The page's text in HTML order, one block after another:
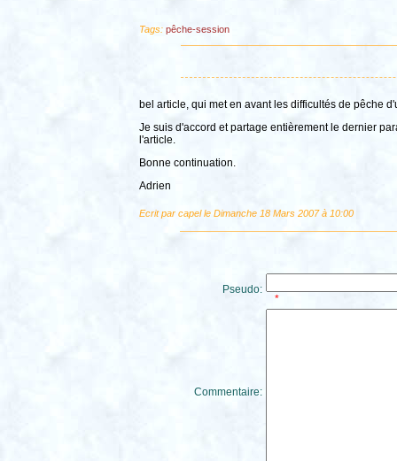
Tags: pêche-session
bel article, qui met en avant les difficultés de pêche
Je suis d'accord et partage entièrement le dernier
l'article.
Bonne continuation.
Adrien
Ecrit par capel le Dimanche 18 Mars 2007 à 10:00
Pseudo:
*
Commentaire: